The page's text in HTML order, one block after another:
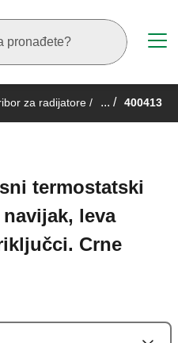
za radijatore / ... / 400413
termostatski
leva
Crne